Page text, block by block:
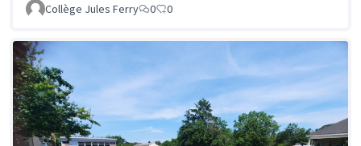
Collège Jules Ferry
0 0